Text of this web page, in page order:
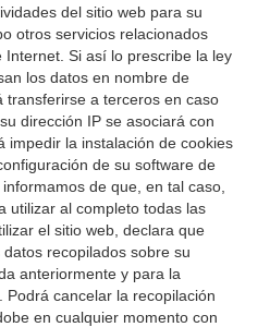
del sitio web para su
otros servicios relacionados
Si así lo prescribe la ley
los datos en nombre de
transferirse a terceros en caso
dirección IP se asociará con
impedir la instalación de cookies
de su software de
de que, en tal caso,
utilizar al completo todas las
el sitio web, declara que
recopilados sobre su
anteriormente y para la
cancelar la recopilación
en cualquier momento con